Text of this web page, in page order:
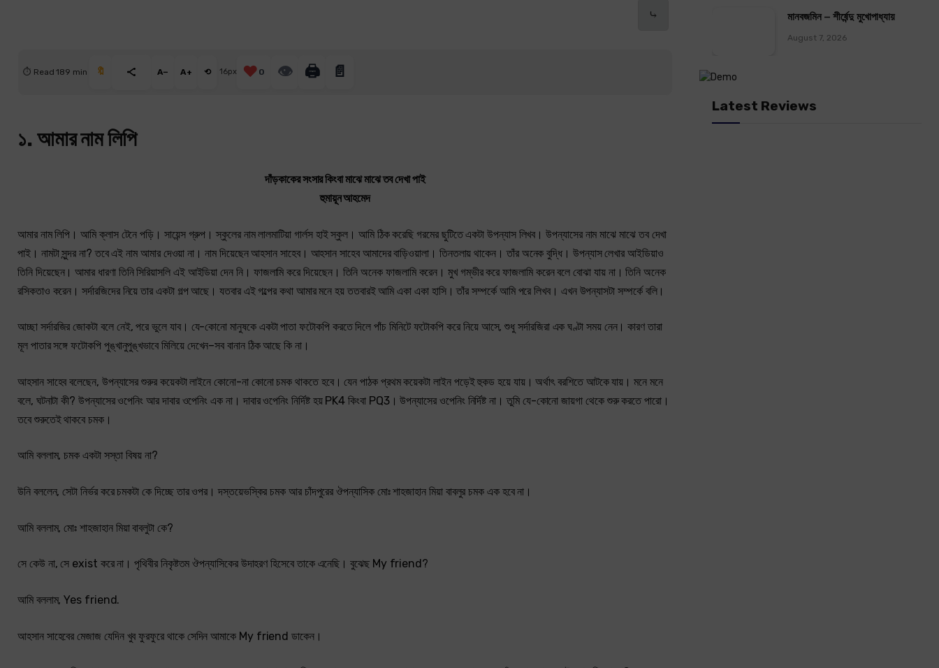
⤷
⏱ Read 189 min 🔖 A− A+ ⟲ 16px ❤️ 0 👁 🖨️ 📄
১. আমার নাম লিপি
দাঁড়কাকের সংসার কিংবা মাঝে মাঝে তব দেখা পাই
হুমায়ূন আহমেদ
আমার নাম লিপি। আমি ক্লাস টেনে পড়ি। সায়েন্স গ্রুপ। স্কুলের নাম লালমাটিয়া গার্লস হাই স্কুল। আমি ঠিক করেছি গরমের ছুটিতে একটা উপন্যাস লিখব। উপন্যাসের নাম মাঝে মাঝে তব দেখা
পাই। নামটা সুন্দর না? তবে এই নাম আমার দেওয়া না। নাম দিয়েছেন আহসান সাহেব। আহসান সাহেব আমাদের বাড়িওয়ালা। তিনতলায় থাকেন। তাঁর অনেক বুদ্ধি। উপন্যাস লেখার আইডিয়াও
তিনি দিয়েছেন। আমার ধারণা তিনি সিরিয়াসলি এই আইডিয়া দেন নি। ফাজলামি করে দিয়েছেন। তিনি অনেক ফাজলামি করেন। মুখ গম্ভীর করে ফাজলামি করেন বলে বোঝা যায় না। তিনি অনেক
রসিকতাও করেন। সর্দারজিদের নিয়ে তার একটা গল্প আছে। যতবার এই গল্পের কথা আমার মনে হয় ততবারই আমি একা একা হাসি। তাঁর সম্পর্কে আমি পরে লিখব। এখন উপন্যাসটা সম্পর্কে বলি।
আচ্ছা সর্দারজির জোকটা বলে নেই, পরে ভুলে যাব। যে-কোনো মানুষকে একটা পাতা ফটোকপি করতে দিলে পাঁচ মিনিটে ফটোকপি করে নিয়ে আসে, শুধু সর্দারজিরা এক ঘণ্টা সময় নেন। কারণ তারা
মূল পাতার সঙ্গে ফটোকপি পুঙ্খানুপুঙ্খভাবে মিলিয়ে দেখেন–সব বানান ঠিক আছে কি না।
আহসান সাহেব বলেছেন, উপন্যাসের শুরুর কয়েকটা লাইনে কোনো-না কোনো চমক থাকতে হবে। যেন পাঠক প্রথম কয়েকটা লাইন পড়েই হুকড হয়ে যায়। অর্থাৎ বরশিতে আটকে যায়। মনে মনে
বলে, ঘটনাটা কী? উপন্যাসের ওপেনিং আর দাবার ওপেনিং এক না। দাবার ওপেনিং নির্দিষ্ট হয় PK4 কিংবা PQ3। উপন্যাসের ওপেনিং নির্দিষ্ট না। তুমি যে-কোনো জায়গা থেকে শুরু করতে পারো।
তবে শুরুতেই থাকবে চমক।
আমি বললাম, চমক একটা সস্তা বিষয় না?
উনি বললেন, সেটা নির্ভর করে চমকটা কে দিচ্ছে তার ওপর। দস্তয়েভস্কির চমক আর চাঁদপুরের ঔপন্যাসিক মোঃ শাহজাহান মিয়া বাবলুর চমক এক হবে না।
আমি বললাম, মোঃ শাহজাহান মিয়া বাবলুটা কে?
সে কেউ না, সে exist করে না। পৃথিবীর নিকৃষ্টতম ঔপন্যাসিকের উদাহরণ হিসেবে তাকে এনেছি। বুঝেছ My friend?
আমি বললাম, Yes friend.
আহসান সাহেবের মেজাজ যেদিন খুব ফুরফুরে থাকে সেদিন আমাকে My friend ডাকেন।
মানবজমিন – শীর্ষেন্দু মুখোপাধ্যায়
August 7, 2026
Latest Reviews